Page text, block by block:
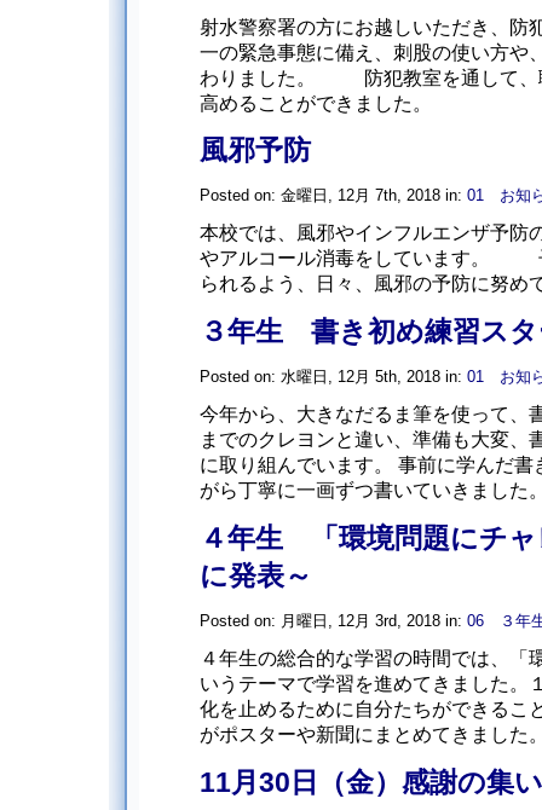
射水警察署の方にお越しいただき、防
一の緊急事態に備え、刺股の使い方や
わりました。 防犯教室を通して、
高めることができました。
風邪予防
Posted on: 金曜日, 12月 7th, 2018 in: 01 お知
本校では、風邪やインフルエンザ予防
やアルコール消毒をしています。
られるよう、日々、風邪の予防に努め
３年生 書き初め練習ス
Posted on: 水曜日, 12月 5th, 2018 in: 01 お知
今年から、大きなだるま筆を使って、
までのクレヨンと違い、準備も大変、
に取り組んでいます。 事前に学んだ
がら丁寧に一画ずつ書いていきました
４年生 「環境問題にチ
に発表～
Posted on: 月曜日, 12月 3rd, 2018 in: 06 ３年
４年生の総合的な学習の時間では、「
いうテーマで学習を進めてきました。
化を止めるために自分たちができるこ
がポスターや新聞にまとめてきました
11月30日（金）感謝の集い